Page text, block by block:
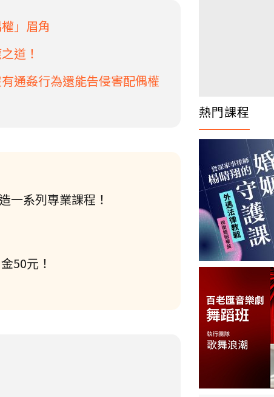
」眉角
道！
通姦行為還能告侵害配偶權
一系列專業課程！
50元！
熱門課程